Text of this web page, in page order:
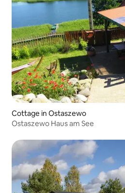
Cottage in Ostaszewo
Ostaszewo Haus am See